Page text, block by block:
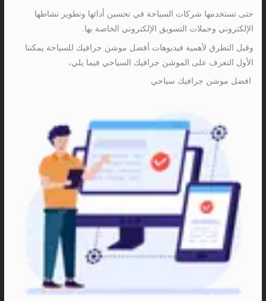
حتى تستخدمها شركات السياحة في تحسين أدائها وتطوير نشاطها
الإلكتروني وحملات التسويق الإلكتروني الخاصة بها.
وقبل التطرق لأهمية فيديوهات أفضل موشن جرافيك للسياحة يمكننا
الأول التعرف على الموشن جرافيك السياحي فيما يلي،
افضل موشن جرافيك سياحي